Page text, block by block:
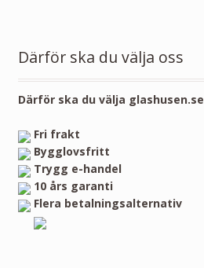
Därför ska du välja oss
Därför ska du välja glashusen.se
Fri frakt
Bygglovsfritt
Trygg e-handel
10 års garanti
Flera betalningsalternativ